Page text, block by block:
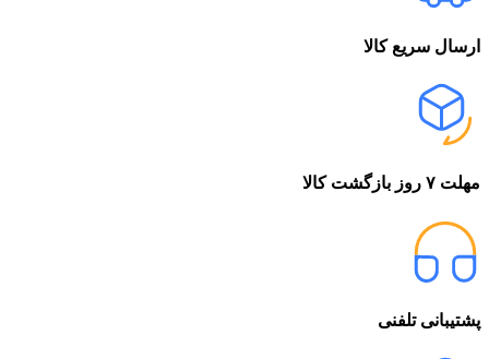
ارسال سریع کالا
مهلت ۷ روز بازگشت کالا
پشتیبانی تلفنی